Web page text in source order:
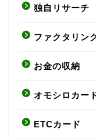
独自リサーチ
ファクタリン
お金の収納
オモシロカー
ETCカード